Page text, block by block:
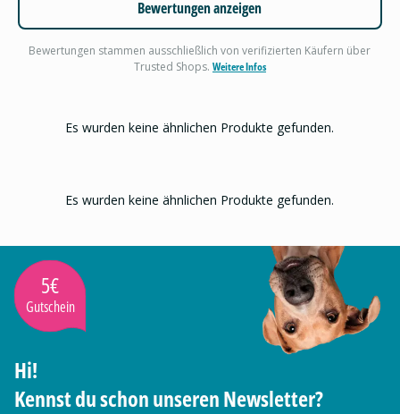
Bewertungen anzeigen
Bewertungen stammen ausschließlich von verifizierten Käufern über
Trusted Shops. Weitere Infos
Es wurden keine ähnlichen Produkte gefunden.
Es wurden keine ähnlichen Produkte gefunden.
5€
Gutschein
Hi!
Kennst du schon unseren Newsletter?